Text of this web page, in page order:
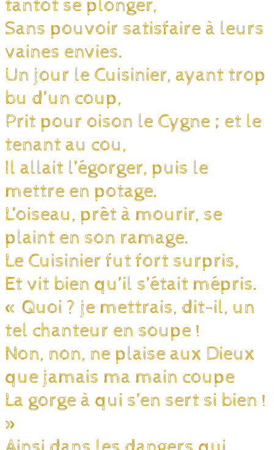
tantôt se plonger,
Sans pouvoir satisfaire à leurs
vaines envies.
Un jour le Cuisinier, ayant trop
bu d’un coup,
Prit pour oison le Cygne ; et le
tenant au cou,
Il allait l’égorger, puis le
mettre en potage.
L’oiseau, prêt à mourir, se
plaint en son ramage.
Le Cuisinier fut fort surpris,
Et vit bien qu’il s’était mépris.
« Quoi ? je mettrais, dit-il, un
tel chanteur en soupe !
Non, non, ne plaise aux Dieux
que jamais ma main coupe
La gorge à qui s’en sert si bien !
»